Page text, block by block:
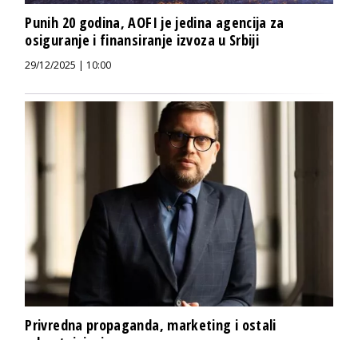
Punih 20 godina, AOFI je jedina agencija za
osiguranje i finansiranje izvoza u Srbiji
29/12/2025 | 10:00
Privredna propaganda, marketing i ostali